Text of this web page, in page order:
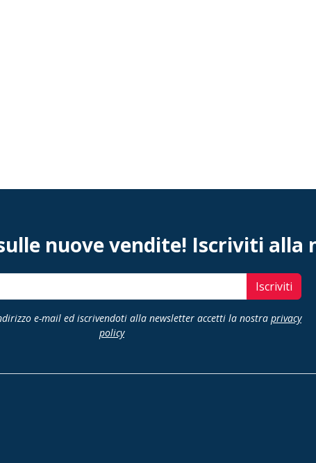
nuove vendite! Iscriviti alla
Iscriviti
e-mail ed iscrivendoti alla newsletter accetti la nostra privacy
policy